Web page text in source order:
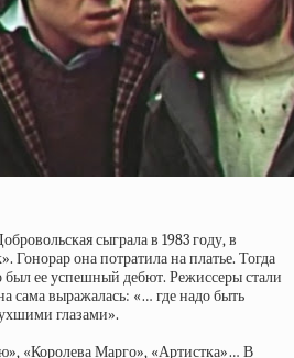
сыграла в 1983 году, в
Гонорар она потратила на платье. Тогда
был ее успешный дебют. Режиссеры стали
сама выражалась: «… где надо быть
глазами».
«Королева Марго», «Артистка»… В